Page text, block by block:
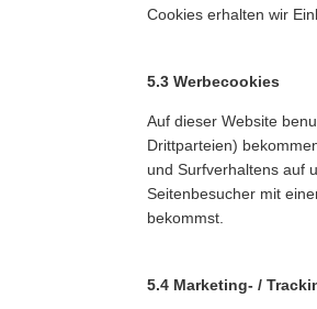
Cookies erhalten wir
5.3 Werbecookies
Auf dieser Website
Drittparteien)
und Surfverhaltens auf
Seitenbesucher mit
bekommst.
5.4 Marketing- /